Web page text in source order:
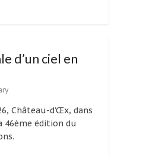
d’un ciel en
Château-d’Œx, dans
46ème édition du